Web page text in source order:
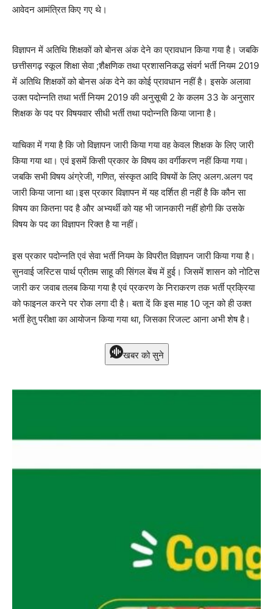
आवेदन आमंत्रित किए गए थे।
विज्ञापन में अतिथि शिक्षकों को बोनस अंक देने का प्रावधान किया गया है। जबकि
छत्तीसगढ़ स्कूल शिक्षा सेवा ;शैक्षणिक तथा प्रशासनिकद्ध संवर्ग भर्ती नियम 2019
में अतिथि शिक्षकों को बोनस अंक देने का कोई प्रावधान नहीं है। इसके अलावा
उक्त पदोन्नति तथा भर्ती नियम 2019 की अनुसूची 2 के कलम 33 के अनुसार
शिक्षक के पद पर विषयवार सीधी भर्ती तथा पदोन्नति किया जाना है।
याचिका में गया है कि जो विज्ञापन जारी किया गया वह केवल शिक्षक के लिए जारी
किया गया था। एवं इसमें किसी प्रकार के विषय का वर्गीकरण नहीं किया गया।
जबकि सभी विषय अंग्रेजी, गणित, संस्कृत आदि विषयों के लिए अलग.अलग पद
जारी किया जाना था।इस प्रकार विज्ञापन में यह दर्शित ही नहीं है कि कौन सा
विषय का कितना पद है और अभ्यर्थी को यह भी जानकारी नहीं होगी कि उसके
विषय के पद का विज्ञापन रिक्त है या नहीं।
इस प्रकार पदोन्नति एवं सेवा भर्ती नियम के विपरीत विज्ञापन जारी किया गया है।
सुनवाई जस्टिस पार्थ प्रीतम साहू की सिंगल बेंच में हुई। जिसमें शासन को नोटिस
जारी कर जवाब तलब किया गया है एवं प्रकरण के निराकरण तक भर्ती प्रक्रिया
को फाइनल करने पर रोक लगा दी है। बता दें कि इस माह 10 जून को ही उक्त
भर्ती हेतु परीक्षा का आयोजन किया गया था, जिसका रिजल्ट आना अभी शेष है।
खबर को सुने